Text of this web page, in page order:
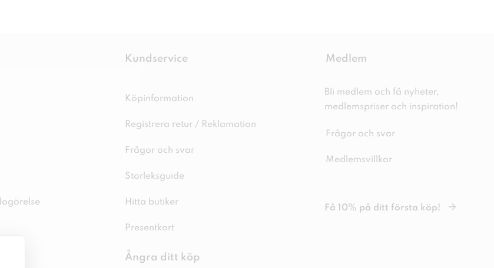
Kundservice
Köpinformation
Registrera retur / Reklamation
Frågor och svar
Storleksguide
Hitta butiker
Presentkort
Ångra ditt köp
Medlem
Bli medlem och få nyheter,
medlemspriser och inspiration!
Frågor och svar
Medlemsvillkor
Få 10% på ditt första köp!